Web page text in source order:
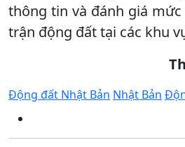
thông tin và đánh giá
trận động đất tại các khu
Động đất Nhật Bản Nhật Bản